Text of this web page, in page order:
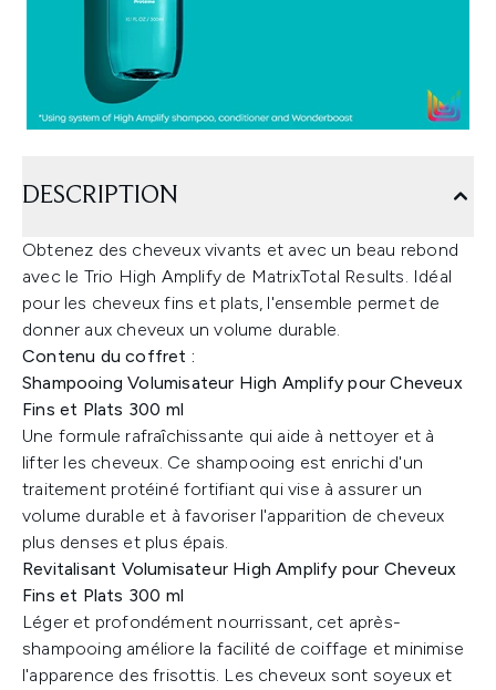
DESCRIPTION
Obtenez des cheveux vivants et avec un beau rebond
avec le Trio High Amplify de MatrixTotal Results. Idéal
pour les cheveux fins et plats, l'ensemble permet de
donner aux cheveux un volume durable.
Contenu du coffret :
Shampooing Volumisateur High Amplify pour Cheveux
Fins et Plats 300 ml
Une formule rafraîchissante qui aide à nettoyer et à
lifter les cheveux. Ce shampooing est enrichi d'un
traitement protéiné fortifiant qui vise à assurer un
volume durable et à favoriser l'apparition de cheveux
plus denses et plus épais.
Revitalisant Volumisateur High Amplify pour Cheveux
Fins et Plats 300 ml
Léger et profondément nourrissant, cet après-
shampooing améliore la facilité de coiffage et minimise
l'apparence des frisottis. Les cheveux sont soyeux et